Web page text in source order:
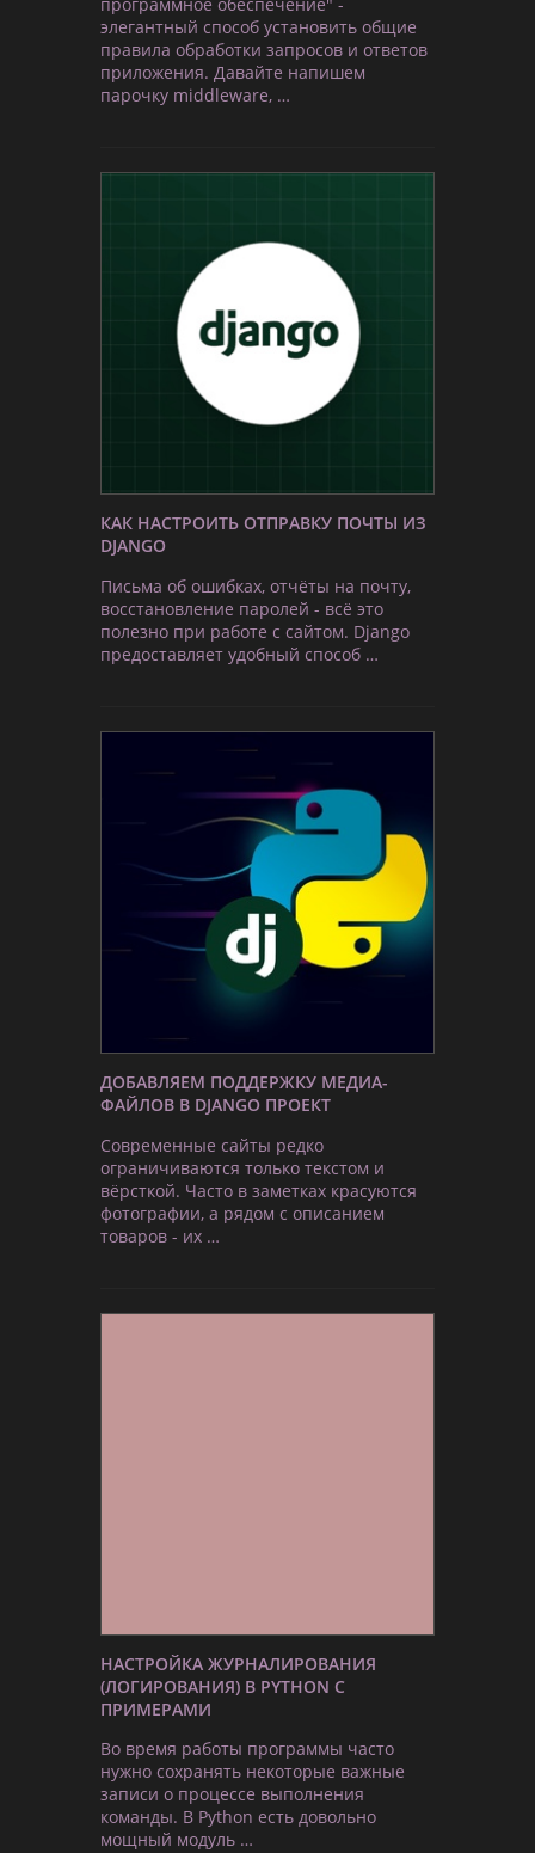
элегантный способ установить общие
правила обработки запросов и ответов
приложения. Давайте напишем
парочку middleware, …
КАК НАСТРОИТЬ ОТПРАВКУ ПОЧТЫ ИЗ
DJANGO
Письма об ошибках, отчёты на почту,
восстановление паролей - всё это
полезно при работе с сайтом. Django
предоставляет удобный способ …
ДОБАВЛЯЕМ ПОДДЕРЖКУ МЕДИА-
ФАЙЛОВ В DJANGO ПРОЕКТ
Современные сайты редко
ограничиваются только текстом и
вёрсткой. Часто в заметках красуются
фотографии, а рядом с описанием
товаров - их …
НАСТРОЙКА ЖУРНАЛИРОВАНИЯ
(ЛОГИРОВАНИЯ) В PYTHON С
ПРИМЕРАМИ
Во время работы программы часто
нужно сохранять некоторые важные
записи о процессе выполнения
команды. В Python есть довольно
мощный модуль …